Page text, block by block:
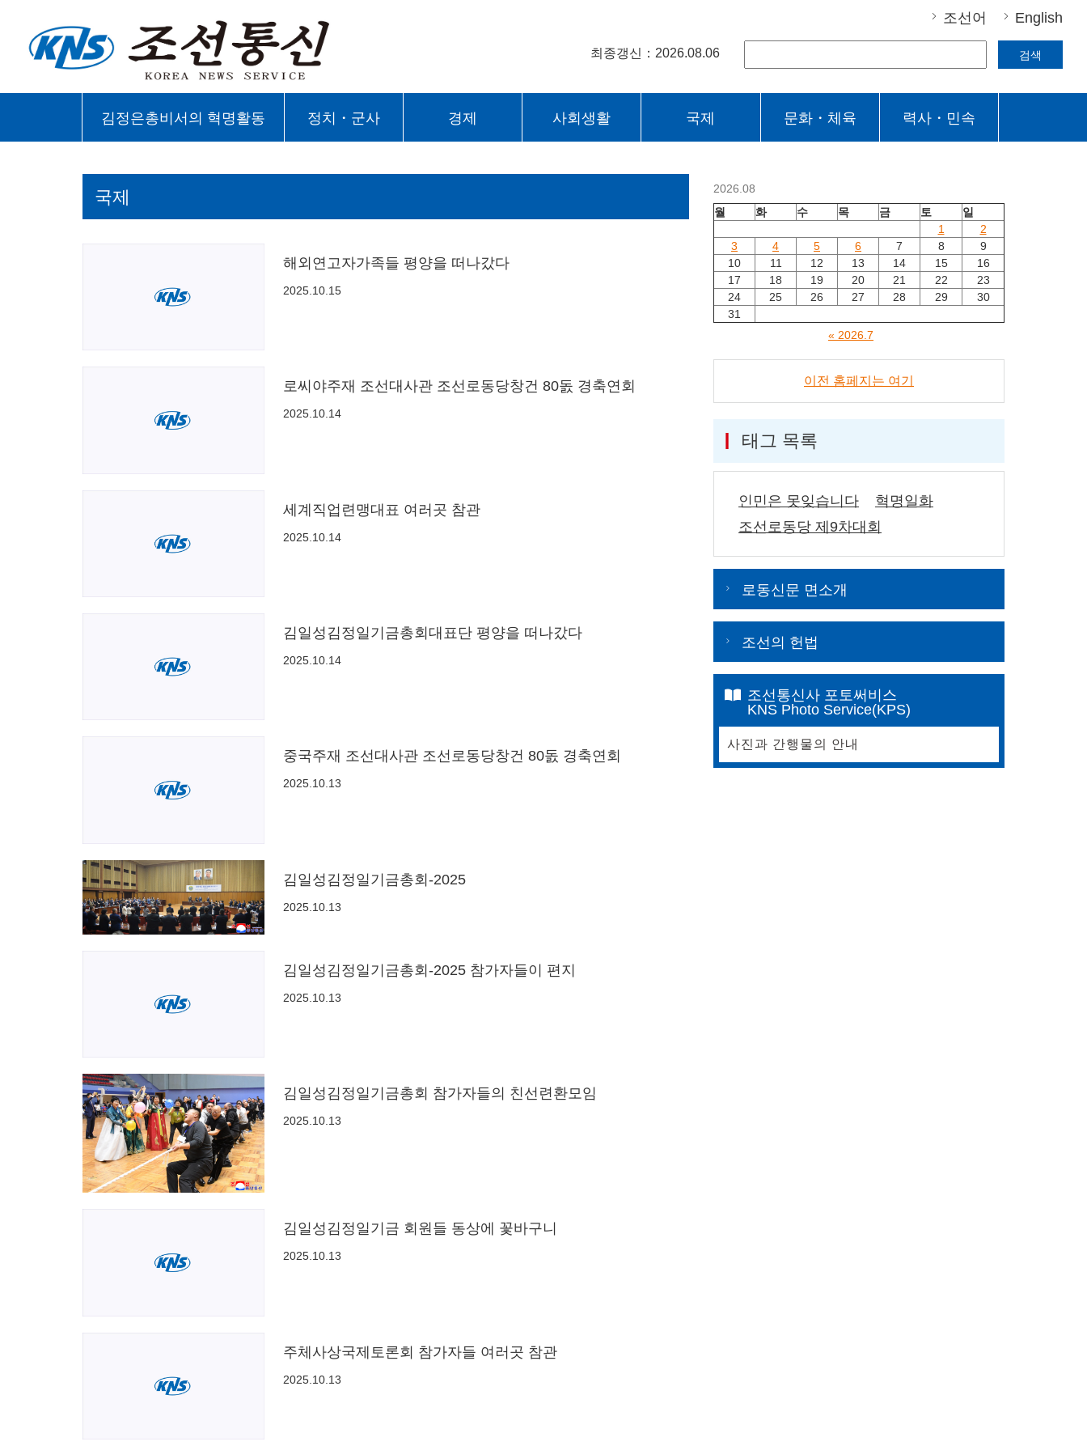
조선어 English
최종갱신：2026.08.06 검색
김정은총비서의 혁명활동 정치・군사 경제 사회생활 국제 문화・체육 력사・민속
국제
해외연고자가족들 평양을 떠나갔다
2025.10.15
로씨야주재 조선대사관 조선로동당창건 80돐 경축연회
2025.10.14
세계직업련맹대표 여러곳 참관
2025.10.14
김일성김정일기금총회대표단 평양을 떠나갔다
2025.10.14
중국주재 조선대사관 조선로동당창건 80돐 경축연회
2025.10.13
김일성김정일기금총회-2025
2025.10.13
김일성김정일기금총회-2025 참가자들이 편지
2025.10.13
김일성김정일기금총회 참가자들의 친선련환모임
2025.10.13
김일성김정일기금 회원들 동상에 꽃바구니
2025.10.13
주체사상국제토론회 참가자들 여러곳 참관
2025.10.13
2026.08
월
화 수 목 금 토
일
1
2
3
4 5 6 7 8
9
10
11 12 13 14 15
16
17
18 19 20 21 22
23
24
25 26 27 28 29
30
31
« 2026.7
이전 홈페지는 여기
태그 목록
인민은 못잊습니다
혁명일화
조선로동당 제9차대회
로동신문 면소개
조선의 헌법
조선통신사 포토써비스
KNS Photo Service(KPS)
사진과 간행물의 안내